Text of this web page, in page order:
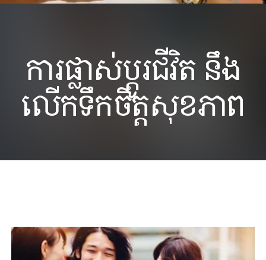
​ការផ្លាស់ប្តូរជីវិត នឹង
លើកទឹកចិត្តសុខភាព
មិត្តអ្នកចែកចាយ